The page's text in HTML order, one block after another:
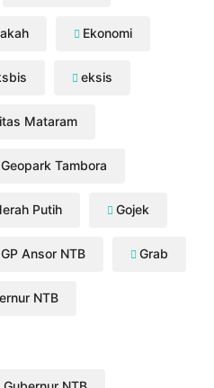
Ekonomi
eksis
Mataram
Geopark Tambora
Putih Gojek
GP Ansor NTB Grab
NTB